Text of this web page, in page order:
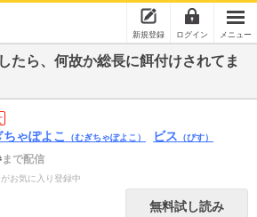
新規登録 ログイン メニュー
たら、何故か総長に餌付けされてま
ちゃぽよこ （むぎちゃぽよこ） ビス （びす）
まで配信
がお気に入り登録中
無料試し読み